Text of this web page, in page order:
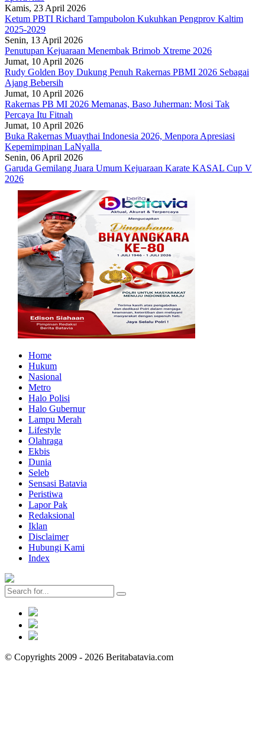
Kamis, 23 April 2026
Ketum PBTI Richard Tampubolon Kukuhkan Pengprov Kaltim
2025-2029
Senin, 13 April 2026
Penutupan Kejuaraan Menembak Brimob Xtreme 2026
Jumat, 10 April 2026
Rudy Golden Boy Dukung Penuh Rakernas PBMI 2026 Sebagai
Ajang Bebersih
Jumat, 10 April 2026
Rakernas PB MI 2026 Memanas, Baso Juherman: Mosi Tak
Percaya Itu Fitnah
Jumat, 10 April 2026
Buka Rakernas Muaythai Indonesia 2026, Menpora Apresiasi
Kepemimpinan LaNyalla
Senin, 06 April 2026
Garuda Gemilang Juara Umum Kejuaraan Karate KASAL Cup V
2026
Home
Hukum
Nasional
Metro
Halo Polisi
Halo Gubernur
Lampu Merah
Lifestyle
Olahraga
Ekbis
Dunia
Seleb
Sensasi Batavia
Peristiwa
Lapor Pak
Redaksional
Iklan
Disclaimer
Hubungi Kami
Index
© Copyrights 2009 - 2026 Beritabatavia.com